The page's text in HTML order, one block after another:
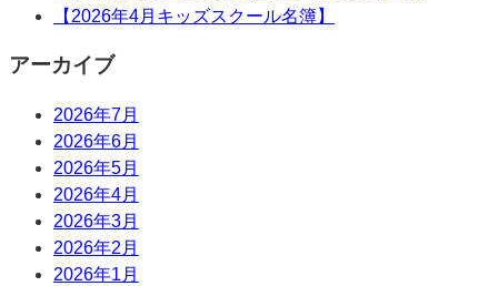
【2026年4月キッズスクール名簿】
アーカイブ
2026年7月
2026年6月
2026年5月
2026年4月
2026年3月
2026年2月
2026年1月